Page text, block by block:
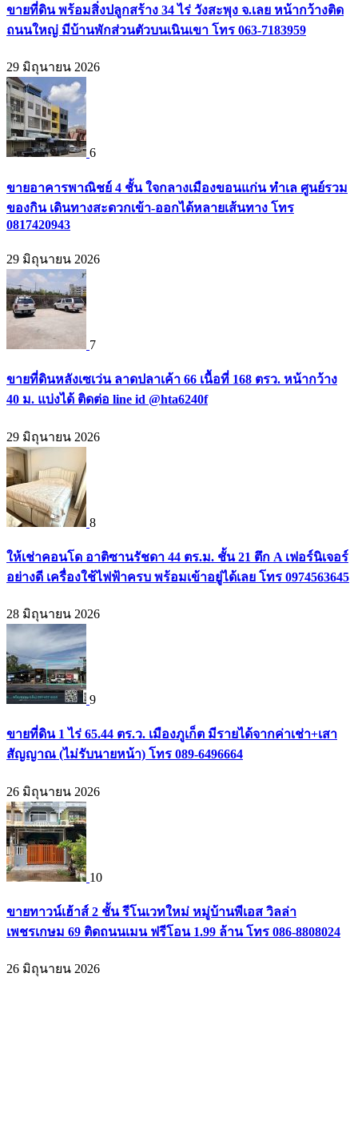
ขายที่ดิน พร้อมสิ่งปลูกสร้าง 34 ไร่ วังสะพุง จ.เลย หน้ากว้างติด
ถนนใหญ่ มีบ้านพักส่วนตัวบนเนินเขา โทร 063-7183959
29 มิถุนายน 2026
6
ขายอาคารพาณิชย์ 4 ชั้น ใจกลางเมืองขอนแก่น ทำเล ศูนย์รวม
ของกิน เดินทางสะดวกเข้า-ออกได้หลายเส้นทาง โทร
0817420943
29 มิถุนายน 2026
7
ขายที่ดินหลังเซเว่น ลาดปลาเค้า 66 เนื้อที่ 168 ตรว. หน้ากว้าง
40 ม. แบ่งได้ ติดต่อ line id @hta6240f
29 มิถุนายน 2026
8
ให้เช่าคอนโด อาติซานรัชดา 44 ตร.ม. ชั้น 21 ตึก A เฟอร์นิเจอร์
อย่างดี เครื่องใช้ไฟฟ้าครบ พร้อมเข้าอยู่ได้เลย โทร 0974563645
28 มิถุนายน 2026
9
ขายที่ดิน 1 ไร่ 65.44 ตร.ว. เมืองภูเก็ต มีรายได้จากค่าเช่า+เสา
สัญญาณ (ไม่รับนายหน้า) โทร 089-6496664
26 มิถุนายน 2026
10
ขายทาวน์เฮ้าส์ 2 ชั้น รีโนเวทใหม่ หมู่บ้านพีเอส วิลล่า
เพชรเกษม 69 ติดถนนเมน ฟรีโอน 1.99 ล้าน โทร 086-8808024
26 มิถุนายน 2026